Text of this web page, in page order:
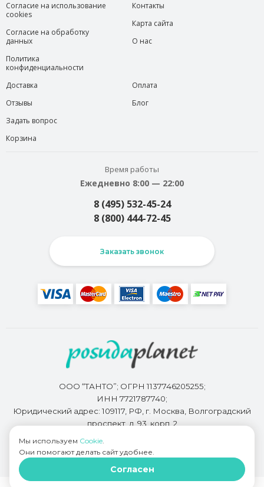
Согласие на использование
cookies
Согласие на обработку
данных
Политика
конфиденциальности
Контакты
Карта сайта
О нас
Доставка
Отзывы
Задать вопрос
Корзина
Оплата
Блог
Время работы
Ежедневно 8:00 — 22:00
8 (495) 532-45-24
8 (800) 444-72-45
Заказать звонок
ООО “ТАНТО”; ОГРН 1137746205255;
ИНН 7721787740;
Юридический адрес: 109117, РФ, г. Москва, Волгоградский
проспект, д. 93, корп. 2
Разработкой сайта занимается
Мы используем Cookie.
Они помогают делать сайт удобнее.
Согласен